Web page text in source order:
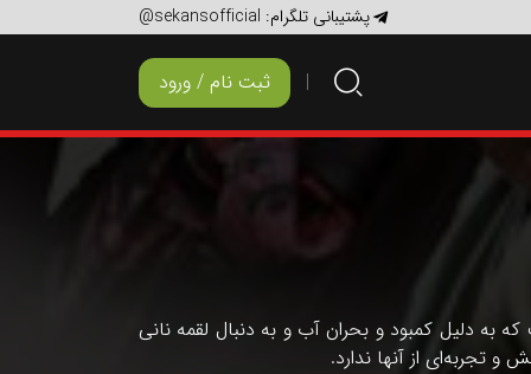
پشتیبانی تلگرام: @sekansofficial
ثبت نام / ورود
به دلیل کمبود و بحران آب و به دنبال لقمه نانی
تجربه‌ای از آنها ندارد.